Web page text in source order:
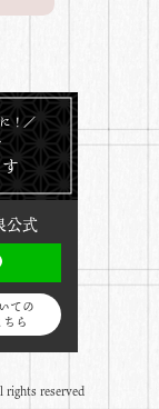
！／
公式
ての
ら
reserved